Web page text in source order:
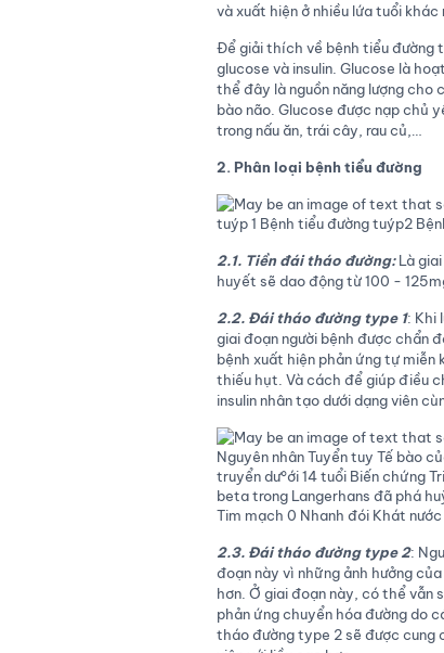
và xuất hiện ở nhiều lứa tuổi khác
Để giải thích về bệnh tiểu đường
glucose và insulin. Glucose là
thể đây là nguồn năng lượng
bào não. Glucose được nạp chủ
trong nấu ăn, trái cây, rau củ,…
2. Phân loại bệnh tiểu đường
2.1. Tiền đái tháo đường:Là giai
huyết sẽ dao động từ 100 -
2.2. Đái tháo đường type 1: Khi
giai đoạn người bệnh được chẩn
bệnh xuất hiện phản ứng tự miễn
thiếu hụt. Và cách để giúp điều
insulin nhân tạo dưới dạng viên
2.3. Đái tháo đường type 2:
đoạn này vì những ảnh hưởng
hơn. Ở giai đoạn này, có thể vẫn
phản ứng chuyển hóa đường do
tháo đường type 2 sẽ được cung